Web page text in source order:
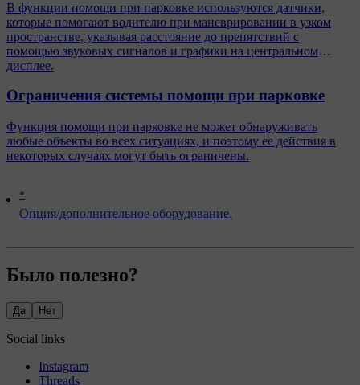
*
Опция/дополнительное оборудование.
В функции помощи при парковке используются датчики,
которые помогают водителю при маневрировании в узком
пространстве, указывая расстояние до препятствий с
помощью звуковых сигналов и графики на центральном
дисплее.
Ограничения системы помощи при парковке
Функция помощи при парковке не может обнаруживать
любые объекты во всех ситуациях, и поэтому ее действия в
некоторых случаях могут быть ограничены.
Было полезно?
Да Нет